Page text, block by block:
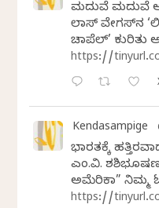
ಮದುವೆ ಮದುವೆ
ಲಾಸ್‌ ವೇಗಸ್‌ನ
ಚಾಪೆಲ್’ ಕುರಿತು
https://
Kendasampige
ಭಾರತಕ್ಕೆ
ಎಂ.ವಿ.
ಅಮೆರಿಕಾ” ನಿಮ್ಮ
https://